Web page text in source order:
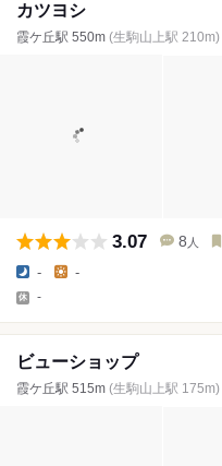
カツヨシ
霞ケ丘駅 550m (生駒山上駅 210m)
3.07 8 人
- -
-
ビューショップ
霞ケ丘駅 515m (生駒山上駅 175m)